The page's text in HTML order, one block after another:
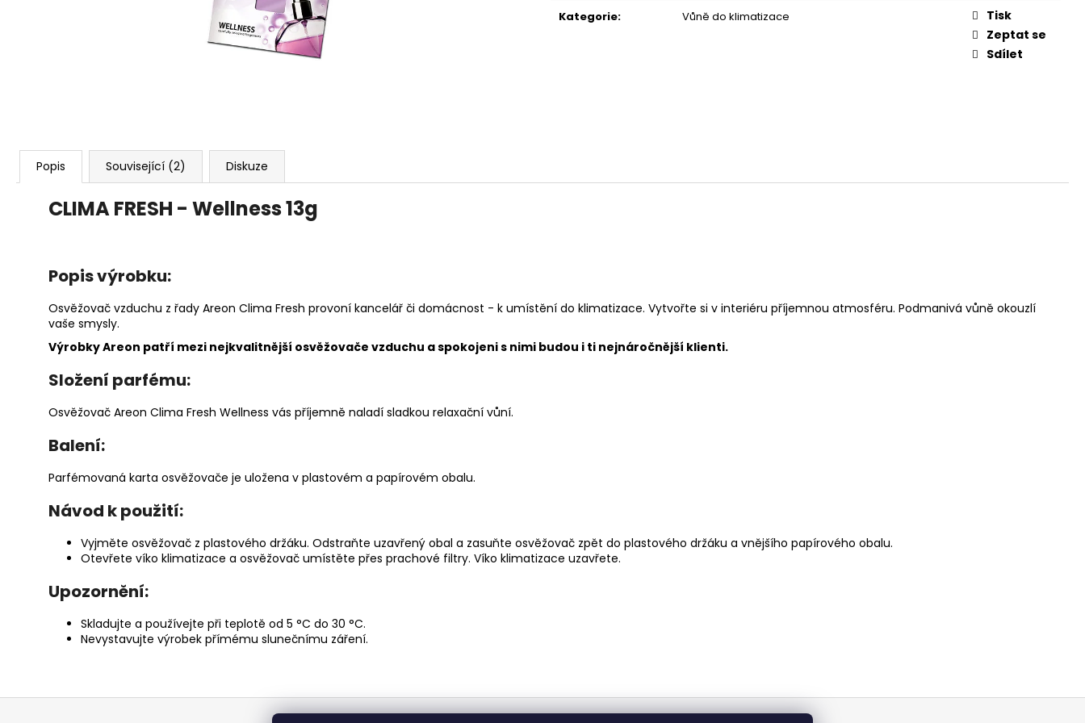
cena:
Kategorie: Vůně do klimatizace
Tisk
Zeptat se
Sdílet
Popis Související (2) Diskuze
CLIMA FRESH - Wellness 13g
Popis výrobku:
Osvěžovač vzduchu z řady Areon Clima Fresh provoní kancelář či domácnost - k umístění do klimatizace. Vytvořte si v interiéru příjemnou atmosféru. Podmanivá vůně okouzlí
vaše smysly.
Výrobky Areon patří mezi nejkvalitnější osvěžovače vzduchu a spokojeni s nimi budou i ti nejnáročnější klienti.
Složení parfému:
Osvěžovač Areon Clima Fresh Wellness vás příjemně naladí sladkou relaxační vůní.
Balení:
Parfémovaná karta osvěžovače je uložena v plastovém a papírovém obalu.
Návod kpoužití:
Vyjměte osvěžovač z plastového držáku. Odstraňte uzavřený obal a zasuňte osvěžovač zpět do plastového držáku a vnějšího papírového obalu.
Otevřete víko klimatizace a osvěžovač umístěte přes prachové filtry. Víko klimatizace uzavřete.
Upozornění:
Skladujte a používejte při teplotě od 5 °C do 30 °C.
Nevystavujte výrobek přímému slunečnímu záření.
Z